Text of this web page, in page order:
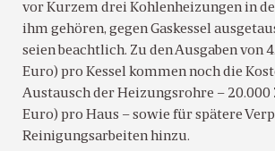
vor Kurzem drei Kohlenheizungen in
ihm gehören, gegen Gaskessel
seien beachtlich. Zu den Ausgaben von
Euro) pro Kessel kommen noch die
Austausch der Heizungsrohre – 20.000
Euro) pro Haus – sowie für spätere
Reinigungsarbeiten hinzu.